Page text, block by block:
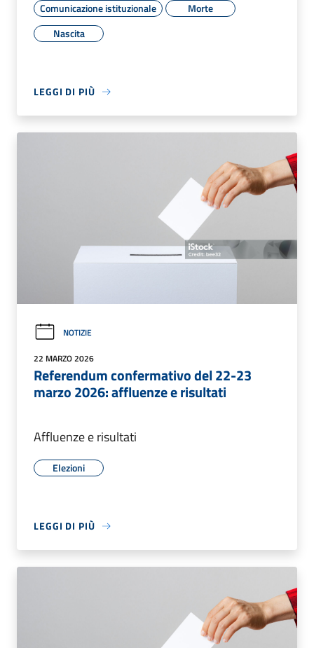
Comunicazione istituzionale
Morte
Nascita
LEGGI DI PIÙ
NOTIZIE
22 MARZO 2026
Referendum confermativo del 22-23
marzo 2026: affluenze e risultati
Affluenze e risultati
Elezioni
LEGGI DI PIÙ